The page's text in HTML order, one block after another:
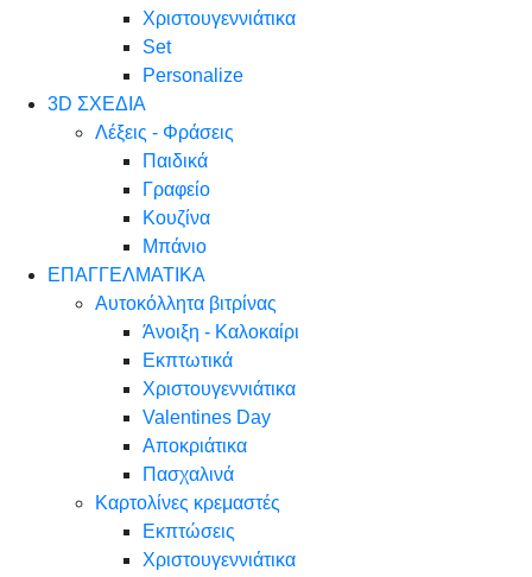
Χριστουγεννιάτικα
Set
Personalize
3D ΣΧΕΔΙΑ
Λέξεις - Φράσεις
Παιδικά
Γραφείο
Κουζίνα
Μπάνιο
ΕΠΑΓΓΕΛΜΑΤΙΚΑ
Αυτοκόλλητα βιτρίνας
Άνοιξη - Καλοκαίρι
Εκπτωτικά
Χριστουγεννιάτικα
Valentines Day
Αποκριάτικα
Πασχαλινά
Καρτολίνες κρεμαστές
Εκπτώσεις
Χριστουγεννιάτικα